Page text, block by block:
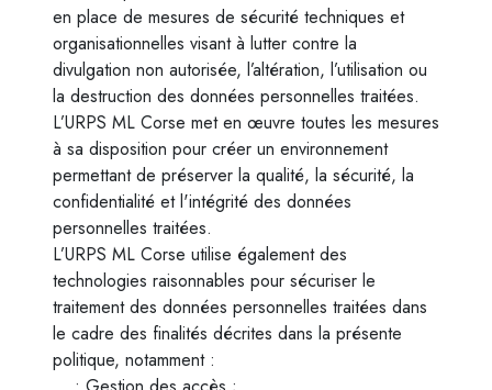
en place de mesures de sécurité techniques et
organisationnelles visant à lutter contre la
divulgation non autorisée, l’altération, l’utilisation ou
la destruction des données personnelles traitées.
L’URPS ML Corse met en œuvre toutes les mesures
à sa disposition pour créer un environnement
permettant de préserver la qualité, la sécurité, la
confidentialité et l'intégrité des données
personnelles traitées.
L’URPS ML Corse utilise également des
technologies raisonnables pour sécuriser le
traitement des données personnelles traitées dans
le cadre des finalités décrites dans la présente
politique, notamment :